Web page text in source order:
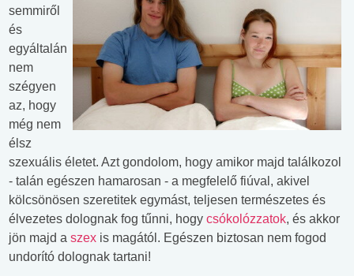
semmiről
és
egyáltalán
nem
szégyen
az, hogy
még nem
élsz
szexuális életet. Azt gondolom, hogy amikor majd találkozol
- talán egészen hamarosan - a megfelelő fiúval, akivel
kölcsönösen szeretitek egymást, teljesen természetes és
élvezetes dolognak fog tűnni, hogy csókolózzatok, és akkor
jön majd a szex is magától. Egészen biztosan nem fogod
undorító dolognak tartani!